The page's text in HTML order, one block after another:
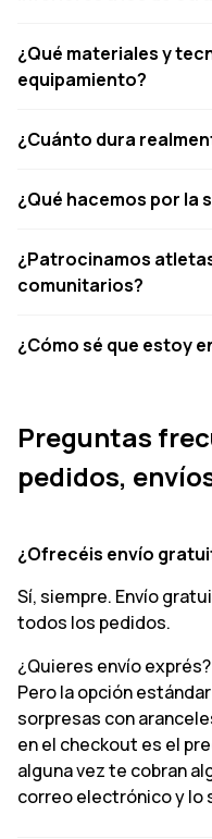
¿Qué materiales y
equipamiento?
¿Cuánto dura
¿Qué hacemos por la
¿Patrocinamos
comunitarios?
¿Cómo sé que estoy
Preguntas
pedidos,
¿Ofrecéis envío
Sí, siempre. Envío
todos los pedidos.
¿Quieres envío
Pero la opción
sorpresas con
en el checkout es el
alguna vez te cobran
correo electrónico y lo